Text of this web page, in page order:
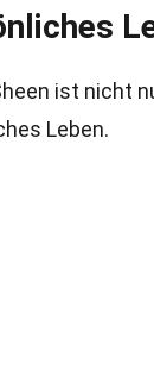
ist nicht
Leben.